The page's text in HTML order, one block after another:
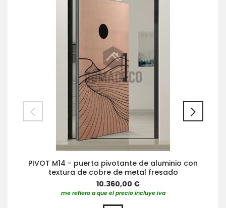
PIVOT M14 - puerta pivotante de aluminio con
textura de cobre de metal fresado
10.360,00 €
me refiero a que el precio incluye iva